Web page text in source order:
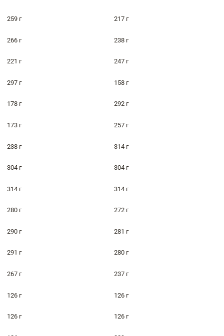
259 г 217 г
266 г 238 г
221 г 247 г
297 г 158 г
178 г 292 г
173 г 257 г
238 г 314 г
304 г 304 г
314 г 314 г
280 г 272 г
290 г 281 г
291 г 280 г
267 г 237 г
126 г 126 г
126 г 126 г